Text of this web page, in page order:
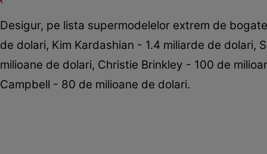
Desigur, pe lista supermodelelor extrem de
de dolari, Kim Kardashian - 1.4 miliarde de dolari,
milioane de dolari, Christie Brinkley - 100 de
Campbell - 80 de milioane de dolari.